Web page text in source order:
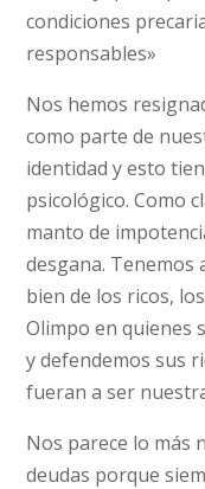
condiciones
responsables»
Nos hemos
como parte de
identidad y esto
psicológico. Como
manto de
desgana.
bien de los ricos,
Olimpo en quienes
y defendemos sus
fueran a ser
Nos parece lo más
deudas porque